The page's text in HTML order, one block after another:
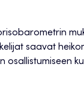
saavat
osallistumiseen